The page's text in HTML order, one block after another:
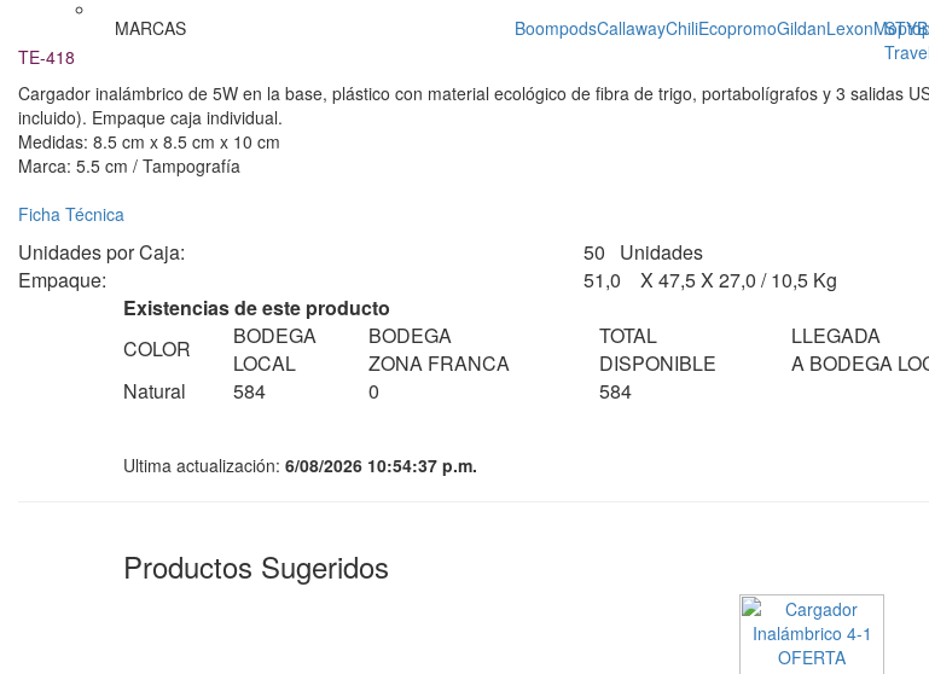
MARCAS
BoompodsCallawayChiliEcopromoGildanLexon STYB
Travel
TE-418
Cargador inalámbrico de 5W en la base, plástico con material ecológico de fibra de trigo, portabolígrafos y 3 salidas
incluido). Empaque caja individual.
Medidas: 8.5 cm x 8.5 cm x 10 cm
Marca: 5.5 cm / Tampografía
Ficha Técnica
Unidades por Caja:
50 Unidades
Empaque:
51,0 X 47,5 X 27,0 / 10,5 Kg
Existencias de este producto
COLOR
BODEGA
LOCAL
BODEGA
ZONA FRANCA
TOTAL
DISPONIBLE
LLEGADA
A BODEGA
Natural
584 0 584
Ultima actualización: 6/08/2026 10:54:37 p.m.
Productos Sugeridos